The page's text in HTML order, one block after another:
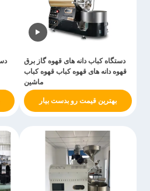
دستگاه کباب دانه های قهوه گاز برق
قهوه دانه های قهوه کباب قهوه کباب
ماشین
بهترین قیمت رو بدست بیار